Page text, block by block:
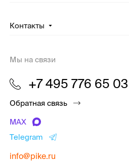
Контакты
Мы на связи
+7 495 776 65 03
Обратная связь
MAX
Telegram
info@pike.ru